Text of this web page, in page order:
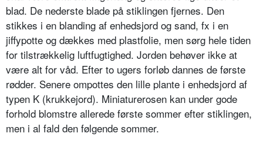
blad. De nederste blade på stiklingen fjernes. Den
stikkes i en blanding af enhedsjord og sand, fx i en
jiffypotte og dækkes med plastfolie, men sørg hele tiden
for tilstrækkelig luftfugtighed. Jorden behøver ikke at
være alt for våd. Efter to ugers forløb dannes de første
rødder. Senere ompottes den lille plante i enhedsjord af
typen K (krukkejord). Miniatu­rerosen kan under gode
forhold blomstre allerede første sommer efter stiklingen,
men i al fald den føl­gende sommer.